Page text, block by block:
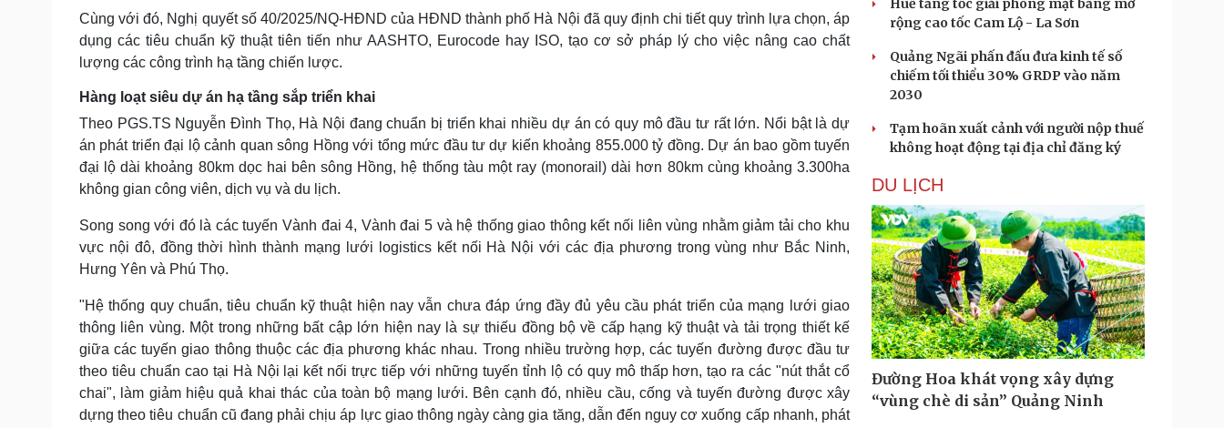
Cùng với đó, Nghị quyết số 40/2025/NQ-HĐND của HĐND thành phố Hà Nội đã quy định chi tiết quy trình lựa chọn, áp
dụng các tiêu chuẩn kỹ thuật tiên tiến như AASHTO, Eurocode hay ISO, tạo cơ sở pháp lý cho việc nâng cao chất
lượng các công trình hạ tầng chiến lược.
Hàng loạt siêu dự án hạ tầng sắp triển khai
Theo PGS.TS Nguyễn Đình Thọ, Hà Nội đang chuẩn bị triển khai nhiều dự án có quy mô đầu tư rất lớn. Nổi bật là dự
án phát triển đại lộ cảnh quan sông Hồng với tổng mức đầu tư dự kiến khoảng 855.000 tỷ đồng. Dự án bao gồm tuyến
đại lộ dài khoảng 80km dọc hai bên sông Hồng, hệ thống tàu một ray (monorail) dài hơn 80km cùng khoảng 3.300ha
không gian công viên, dịch vụ và du lịch.
Song song với đó là các tuyến Vành đai 4, Vành đai 5 và hệ thống giao thông kết nối liên vùng nhằm giảm tải cho khu
vực nội đô, đồng thời hình thành mạng lưới logistics kết nối Hà Nội với các địa phương trong vùng như Bắc Ninh,
Hưng Yên và Phú Thọ.
"Hệ thống quy chuẩn, tiêu chuẩn kỹ thuật hiện nay vẫn chưa đáp ứng đầy đủ yêu cầu phát triển của mạng lưới giao
thông liên vùng. Một trong những bất cập lớn hiện nay là sự thiếu đồng bộ về cấp hạng kỹ thuật và tải trọng thiết kế
giữa các tuyến giao thông thuộc các địa phương khác nhau. Trong nhiều trường hợp, các tuyến đường được đầu tư
theo tiêu chuẩn cao tại Hà Nội lại kết nối trực tiếp với những tuyến tỉnh lộ có quy mô thấp hơn, tạo ra các "nút thắt cổ
chai", làm giảm hiệu quả khai thác của toàn bộ mạng lưới. Bên cạnh đó, nhiều cầu, cống và tuyến đường được xây
dựng theo tiêu chuẩn cũ đang phải chịu áp lực giao thông ngày càng gia tăng, dẫn đến nguy cơ xuống cấp nhanh, phát
Huế tăng tốc giải phóng mặt bằng mở
rộng cao tốc Cam Lộ - La Sơn
Quảng Ngãi phấn đấu đưa kinh tế số
chiếm tối thiểu 30% GRDP vào năm
2030
Tạm hoãn xuất cảnh với người nộp thuế
không hoạt động tại địa chỉ đăng ký
DU LỊCH
Đường Hoa khát vọng xây dựng
“vùng chè di sản” Quảng Ninh